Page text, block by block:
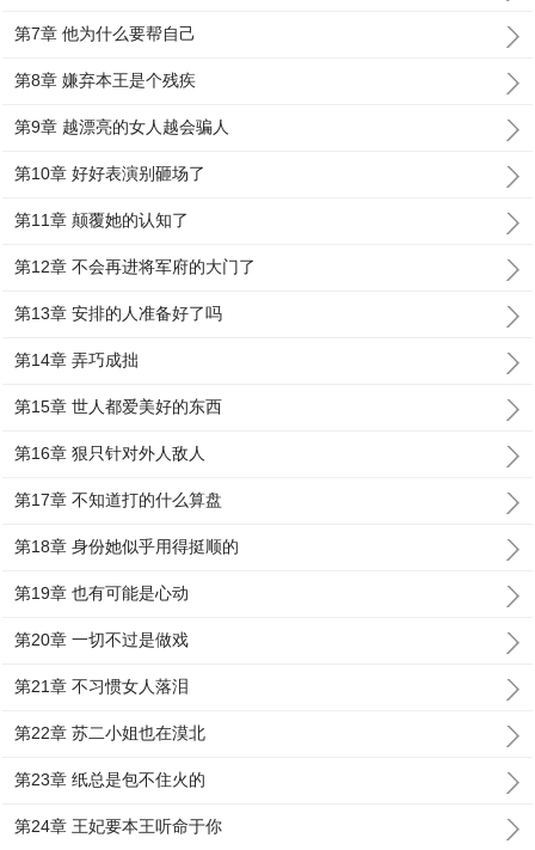
第7章 他为什么要帮自己
第8章 嫌弃本王是个残疾
第9章 越漂亮的女人越会骗人
第10章 好好表演别砸场了
第11章 颠覆她的认知了
第12章 不会再进将军府的大门了
第13章 安排的人准备好了吗
第14章 弄巧成拙
第15章 世人都爱美好的东西
第16章 狠只针对外人敌人
第17章 不知道打的什么算盘
第18章 身份她似乎用得挺顺的
第19章 也有可能是心动
第20章 一切不过是做戏
第21章 不习惯女人落泪
第22章 苏二小姐也在漠北
第23章 纸总是包不住火的
第24章 王妃要本王听命于你